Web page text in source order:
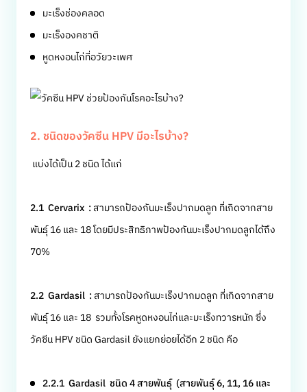
มะเร็งช่องคลอด
มะเร็งองคชาติ
หูดหงอนไก่ที่อวัยวะเพศ
2. ชนิดของวัคซีน HPV มีอะไรบ้าง?
แบ่งได้เป็น 2 ชนิด ได้แก่
2.1 Cervarix : สามารถป้องกันมะเร็งปากมดลูก ที่เกิดจากสาย
พันธุ์ 16 และ 18 โดยมีประสิทธิภาพป้องกันมะเร็งปากมดลูกได้ถึง
70%
2.2 Gardasil : สามารถป้องกันมะเร็งปากมดลูก ที่เกิดจากสาย
พันธุ์ 16 และ 18 รวมทั้งโรคหูดหงอนไก่และมะเร็งทวารหนัก ซึ่ง
วัคซีน HPV ชนิด Gardasil ยังแยกย่อยได้อีก 2 ชนิด คือ
2.2.1 Gardasil ชนิด 4 สายพันธุ์ (สายพันธุ์ 6, 11, 16 และ